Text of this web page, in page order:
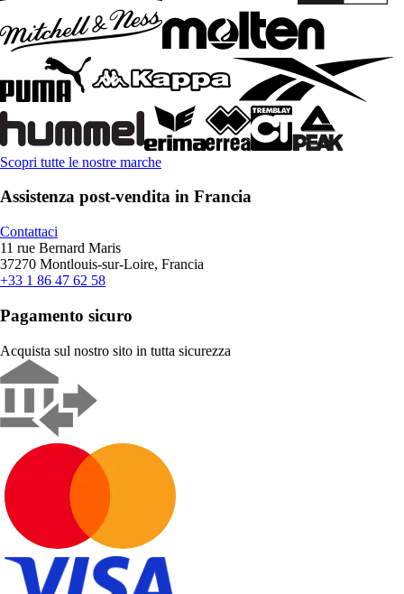
Scopri tutte le nostre marche
Assistenza post-vendita in Francia
Contattaci
11 rue Bernard Maris
37270 Montlouis-sur-Loire, Francia
+33 1 86 47 62 58
Pagamento sicuro
Acquista sul nostro sito in tutta sicurezza